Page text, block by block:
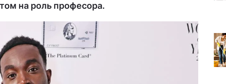
на роль професора.